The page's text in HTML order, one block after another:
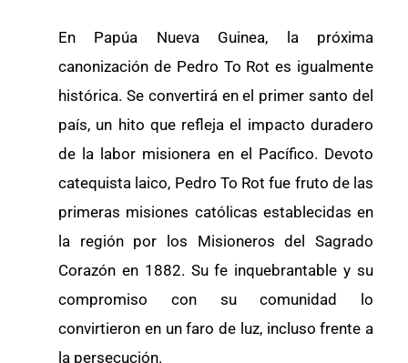
En Papúa Nueva Guinea, la próxima
canonización de Pedro To Rot es igualmente
histórica. Se convertirá en el primer santo del
país, un hito que refleja el impacto duradero
de la labor misionera en el Pacífico. Devoto
catequista laico, Pedro To Rot fue fruto de las
primeras misiones católicas establecidas en
la región por los Misioneros del Sagrado
Corazón en 1882. Su fe inquebrantable y su
compromiso con su comunidad lo
convirtieron en un faro de luz, incluso frente a
la persecución.